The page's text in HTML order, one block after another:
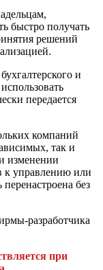
быстро получать
решений
и
передается
компаний
так и
изменении
к управлению или
без
разработчика
при